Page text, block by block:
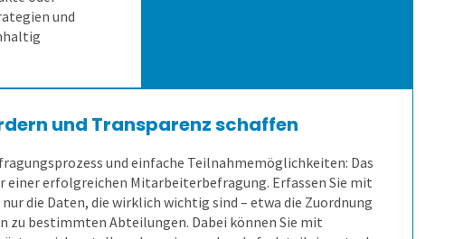
und
und Transparenz schaffen
und einfache Teilnahmemöglichkeiten: Das
einer erfolgreichen Mitarbeiterbefragung. Erfassen Sie mit
die Daten, die wirklich wichtig sind – etwa die Zuordnung
zu bestimmten Abteilungen. Dabei können Sie mit